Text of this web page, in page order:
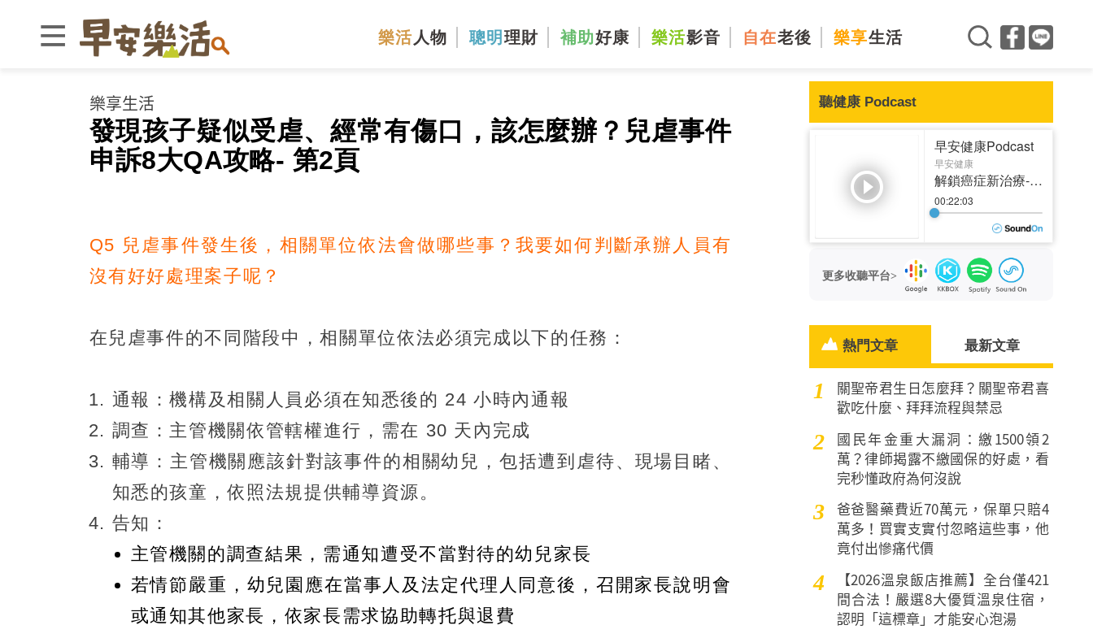
樂活 人物 聰明 理財 補助好康 樂活影音 自在老後 樂享生活
樂享生活
發現孩子疑似受虐、經常有傷口，該怎麼辦？兒虐事件
申訴8大QA攻略- 第2頁
Q5 兒虐事件發生後，相關單位依法會做哪些事？我要如何判斷承辦人員有
沒有好好處理案子呢？
在兒虐事件的不同階段中，相關單位依法必須完成以下的任務：
通報：機構及相關人員必須在知悉後的 24 小時內通報
調查：主管機關依管轄權進行，需在 30 天內完成
輔導：主管機關應該針對該事件的相關幼兒，包括遭到虐待、現場目睹、
知悉的孩童，依照法規提供輔導資源。
告知：
主管機關的調查結果，需通知遭受不當對待的幼兒家長
若情節嚴重，幼兒園應在當事人及法定代理人同意後，召開家長說明會
或通知其他家長，依家長需求協助轉托與退費
聽健康 Podcast
更多收聽平台>
熱門文章 最新文章
1
關聖帝君生日怎麼拜？關聖帝君喜
歡吃什麼、拜拜流程與禁忌
2
國民年金重大漏洞：繳1500領2
萬？律師揭露不繳國保的好處，看
完秒懂政府為何沒說
3
爸爸醫藥費近70萬元，保單只賠4
萬多！買實支實付忽略這些事，他
竟付出慘痛代價
4
【2026溫泉飯店推薦】全台僅421
間合法！嚴選8大優質溫泉住宿，
認明「這標章」才能安心泡湯